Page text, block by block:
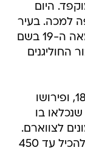
היום
למכה. בעיר
השוויצרית החלו לשפץ בית כלא מהמאה ה-19 בשם
החוליגנים
הקומפלקס ההיסטורי נבנה בשנת 1864, ופירושו
בו
לצווארם.
בית הכלא שנסגר לפני כ-4 שנים יכול להכיל עד 450